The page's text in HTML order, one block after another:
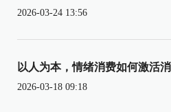
2026-03-24 13:56
以人为本，情绪消费如何激活
2026-03-18 09:18